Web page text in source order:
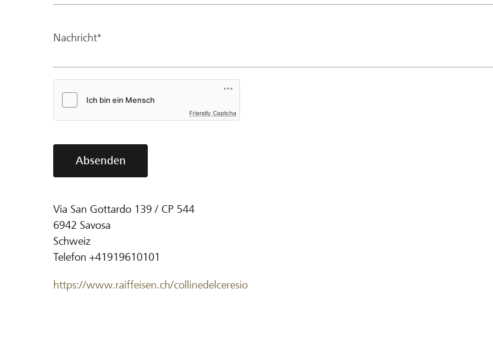
Nachricht*
Friendly Captcha
Absenden
Via San Gottardo 139 / CP 544
6942 Savosa
Schweiz
Telefon +41919610101
https://www.raiffeisen.ch/collinedelceresio